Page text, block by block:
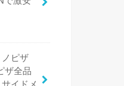
ノピザ
ザ全品